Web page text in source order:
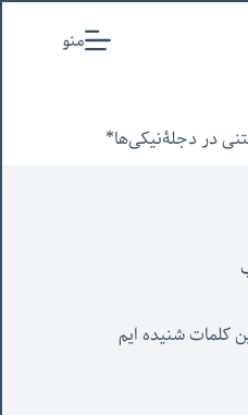
منو
در‌ دجلۀنیکی‌ها*
کلمات شنیده ایم